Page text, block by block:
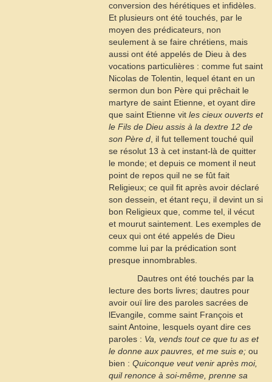
conversion des hérétiques et infidèles.
Et plusieurs ont été touchés, par le
moyen des prédicateurs, non
seulement à se faire chrétiens, mais
aussi ont été appelés de Dieu à des
vocations particulières : comme fut saint
Nicolas de Tolentin, lequel étant en un
sermon dun bon Père qui prêchait le
martyre de saint Etienne, et oyant dire
que saint Etienne vit les cieux ouverts et
le Fils de Dieu assis à la dextre 12 de
son Père d , il fut tellement touché quil
se résolut 13 à cet instant-là de quitter
le monde; et depuis ce moment il neut
point de repos quil ne se fût fait
Religieux; ce quil fit après avoir déclaré
son dessein, et étant reçu, il devint un si
bon Religieux que, comme tel, il vécut
et mourut saintement. Les exemples de
ceux qui ont été appelés de Dieu
comme lui par la prédication sont
presque innombrables.
Dautres ont été touchés par la
lecture des borts livres; dautres pour
avoir ouï lire des paroles sacrées de
lEvangile, comme saint François et
saint Antoine, lesquels oyant dire ces
paroles : Va, vends tout ce que tu as et
le donne aux pauvres, et me suis e; ou
bien : Quiconque veut venir après moi,
quil renonce à soi-même, prenne sa